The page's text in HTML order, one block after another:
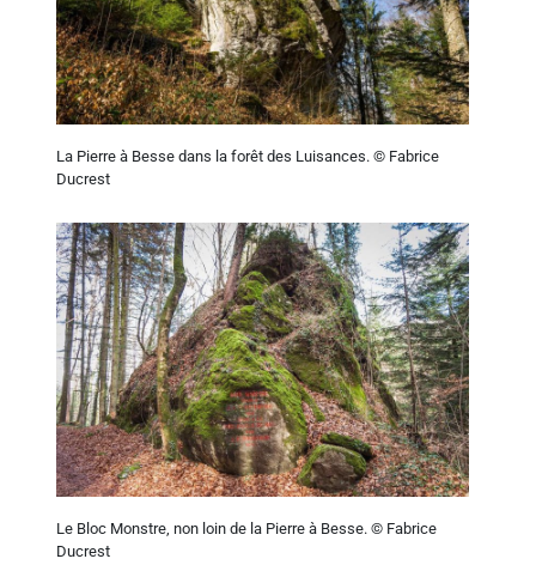
La Pierre à Besse dans la forêt des Luisances. © Fabrice
Ducrest
Le Bloc Monstre, non loin de la Pierre à Besse. © Fabrice
Ducrest